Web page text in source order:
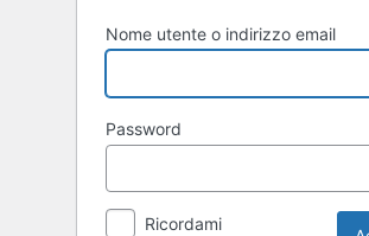
Nome utente o indirizzo email
Password
Ricordami